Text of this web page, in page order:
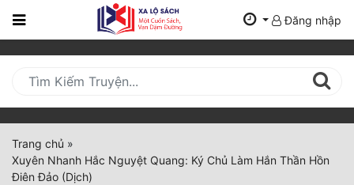
Trang
Mới
Cập
Nhật
(current)
BXH
Đăng nhập
Trang chủ »
Xuyên Nhanh Hắc Nguyệt Quang: Ký Chủ Làm Hắn Thần Hồn
Điên Đảo (Dịch)